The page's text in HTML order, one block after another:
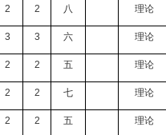
2 2 八 理论
3 3 六 理论
2 2 五 理论
2 2 七 理论
2 2 五 理论